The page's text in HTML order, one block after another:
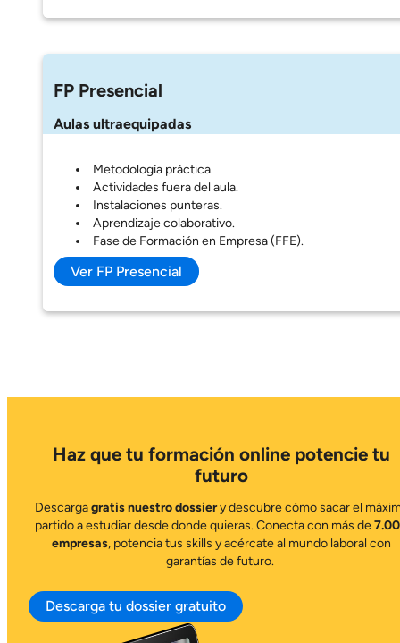
FP Presencial
Aulas ultraequipadas
Metodología práctica.
Actividades fuera del aula.
Instalaciones punteras.
Aprendizaje colaborativo.
Fase de Formación en Empresa (FFE).
Ver FP Presencial
Haz que tu formación online potencie tu
futuro
Descargagratis nuestro dossiery descubre cómo sacar el
partido a estudiar desde donde quieras. Conecta con más de
empresas, potencia tus skills y acércate al mundo laboral con
garantías de futuro.
Descarga tu dossier gratuito